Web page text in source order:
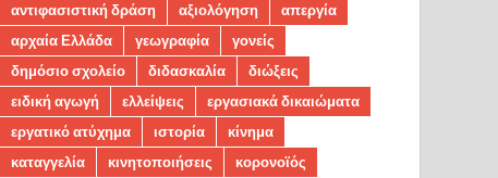
αντιφασιστική δράση
αξιολόγηση
απεργία
αρχαία Ελλάδα
γεωγραφία
γονείς
δημόσιο σχολείο
διδασκαλία
διώξεις
ειδική αγωγή
ελλείψεις
εργασιακά δικαιώματα
εργατικό ατύχημα
ιστορία
κίνημα
καταγγελία
κινητοποιήσεις
κορονοϊός